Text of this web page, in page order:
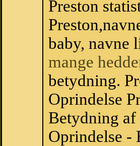
Preston
baby, navne
mange
betydning.
Oprindelse
Betydning af
Oprindelse -